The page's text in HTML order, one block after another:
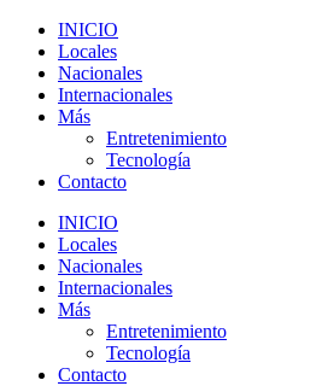
INICIO
Locales
Nacionales
Internacionales
Más
Entretenimiento
Tecnología
Contacto
INICIO
Locales
Nacionales
Internacionales
Más
Entretenimiento
Tecnología
Contacto